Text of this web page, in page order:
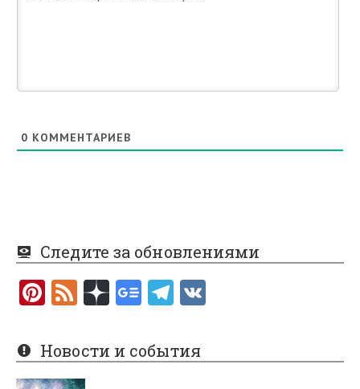
0 КОММЕНТАРИЕВ
Следите за обновлениями
Pi
er
es
F
e
d
Новости и события